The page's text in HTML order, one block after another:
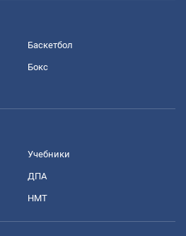
Баскетбол
Бокс
Учебники
ДПА
НМТ